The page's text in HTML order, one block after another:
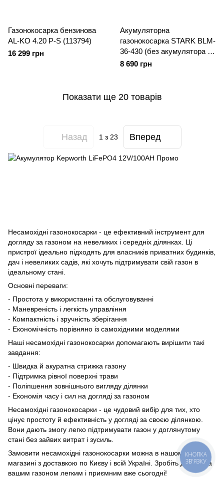
Газонокосарка бензинова
AL-KO 4.20 P-S (113794)
16 299 грн
Акумуляторна
газонокосарка STARK BLM-
36-430 (без акумулятора та
зарядного пристрою)
8 690 грн
Показати ще 20 товарів
Назад 1 з 23 Вперед
Несамохідні газонокосарки - це ефективний інструмент для
догляду за газоном на невеликих і середніх ділянках. Ці
пристрої ідеально підходять для власників приватних будинків,
дач і невеликих садів, які хочуть підтримувати свій газон в
ідеальному стані.
Основні переваги:
- Простота у використанні та обслуговуванні
- Маневреність і легкість управління
- Компактність і зручність зберігання
- Економічність порівняно із самохідними моделями
Наші несамохідні газонокосарки допомагають вирішити такі
завдання:
- Швидка й акуратна стрижка газону
- Підтримка рівної поверхні трави
- Поліпшення зовнішнього вигляду ділянки
- Економія часу і сил на догляді за газоном
Несамохідні газонокосарки - це чудовий вибір для тих, хто
цінує простоту й ефективність у догляді за своєю ділянкою.
Вони дають змогу легко підтримувати газон у доглянутому
стані без зайвих витрат і зусиль.
Замовити несамохідні газонокосарки можна в нашому
магазині з доставкою по Києву і всій Україні. Зробіть догляд за
вашим газоном легким і приємним вже сьогодні!
КНОПКА
ЗВ'ЯЗКУ